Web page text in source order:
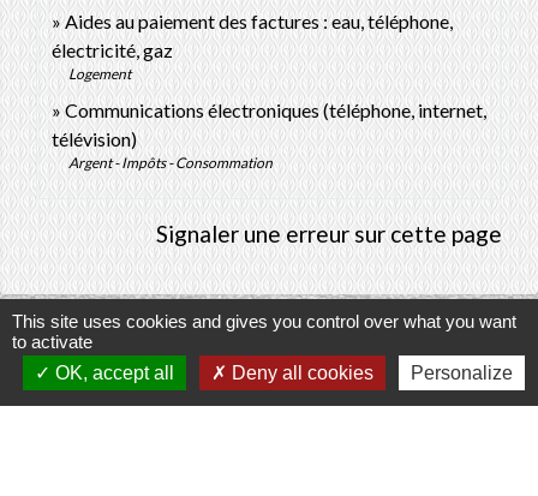
Aides au paiement des factures : eau, téléphone,
électricité, gaz
Logement
Communications électroniques (téléphone, internet,
télévision)
Argent - Impôts - Consommation
Signaler une erreur sur cette page
Contacts
This site uses cookies and gives you control over what you want
to activate
OK, accept all
Deny all cookies Personalize